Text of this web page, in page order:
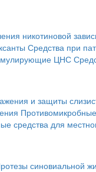
никотиновой
Средства при
ЦНС
и защиты
средства для
синовиальной